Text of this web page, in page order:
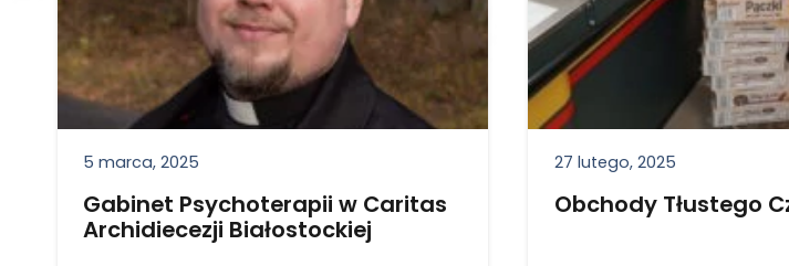
5 marca, 2025
Gabinet Psychoterapii w Caritas
Archidiecezji Białostockiej
27 lutego, 2025
Obchody Tłustego